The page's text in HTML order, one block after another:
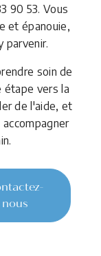
90 53. Vous
et épanouie,
parvenir.
soin de
étape vers la
de l'aide, et
nous